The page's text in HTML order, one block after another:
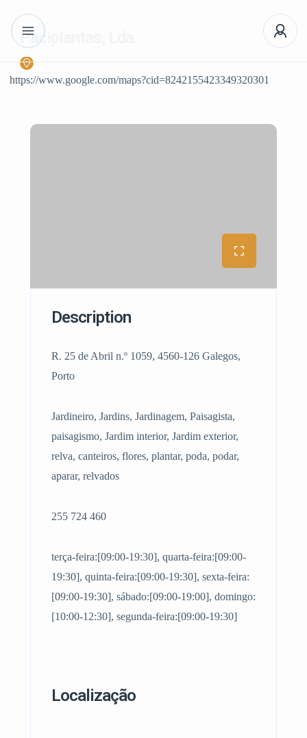
Paciplantas, Lda.
https://www.google.com/maps?cid=8242155423349320301
Description
R. 25 de Abril n.º 1059, 4560-126 Galegos,
Porto
Jardineiro, Jardins, Jardinagem, Paisagista,
paisagismo, Jardim interior, Jardim exterior,
relva, canteiros, flores, plantar, poda, podar,
aparar, relvados
255 724 460
terça-feira:[09:00-19:30], quarta-feira:[09:00-
19:30], quinta-feira:[09:00-19:30], sexta-feira:
[09:00-19:30], sábado:[09:00-19:00], domingo:
[10:00-12:30], segunda-feira:[09:00-19:30]
Localização